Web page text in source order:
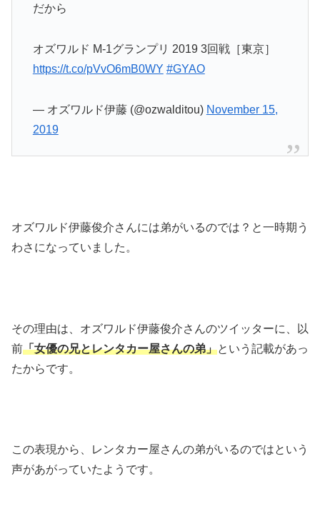
だから
オズワルド M-1グランプリ 2019 3回戦［東京］
https://t.co/pVvO6mB0WY #GYAO
— オズワルド伊藤 (@ozwalditou) November 15,
2019
オズワルド伊藤俊介さんには弟がいるのでは？と一時期う
わさになっていました。
その理由は、オズワルド伊藤俊介さんのツイッターに、以
前「女優の兄とレンタカー屋さんの弟」という記載があっ
たからです。
この表現から、レンタカー屋さんの弟がいるのではという
声があがっていたようです。